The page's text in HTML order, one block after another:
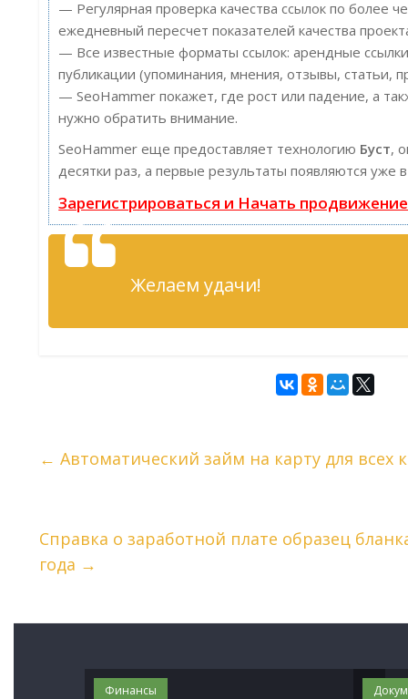
— Регулярная проверка качества ссылок по более
ежедневный пересчет показателей качества
— Все известные форматы ссылок: арендные
публикации (упоминания, мнения, отзывы, статьи,
— SeoHammer покажет, где рост или падение, а
нужно обратить внимание.
SeoHammer еще предоставляет технологию Буст,
десятки раз, а первые результаты появляются уже
Зарегистрироваться и Начать продвижение
Желаем удачи!
← Автоматический займ на карту для всех
Справка о заработной плате образец
года →
Финансы